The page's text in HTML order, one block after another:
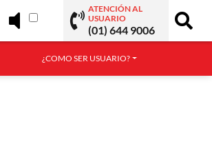
ATENCIÓN AL
USUARIO
(01) 644 9006
¿COMO SER USUARIO?